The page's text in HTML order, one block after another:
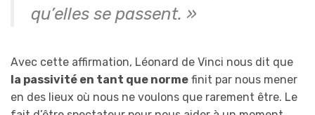
qu’elles se passent. »
Avec cette affirmation, Léonard de Vinci nous dit que
la passivité en tant que norme finit par nous mener
en des lieux où nous ne voulons que rarement être. Le